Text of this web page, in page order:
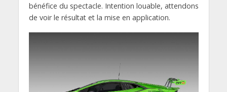
bénéfice du spectacle. Intention louable, attendons
de voir le résultat et la mise en application.